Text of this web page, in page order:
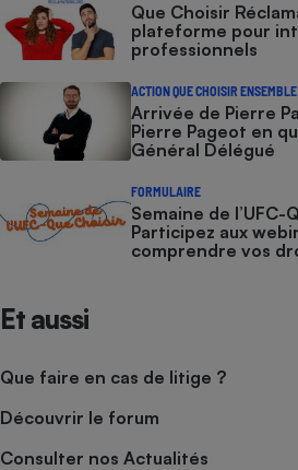
Que Choisir
plateforme pour
professionnels
ACTION QUE CHOISIR ENSEMBLE
Arrivée de Pierre
Pierre Pageot en
Général Délégué
FORMULAIRE
Semaine de
Participez aux
comprendre vos
Et aussi
Que faire en cas de litige ?
Découvrir le forum
Consulter nos Actualités